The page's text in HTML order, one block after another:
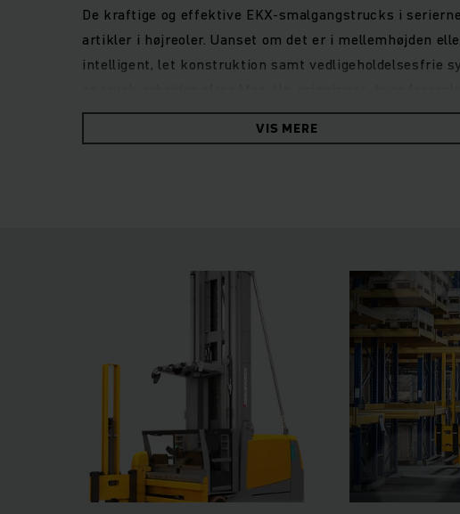
De kraftige og effektive EKX-smalgangstrucks i
artikler i højreoler. Uanset om det er i mellemhøjden
intelligent, let konstruktion samt vedligeholdelsesfrie
gulvstyringen samt smarte assistentsystemer sikrer
førerplads overbeviser med sin elektrisk justerbare
VIS MERE